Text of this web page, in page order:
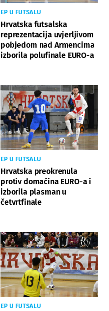
EP U FUTSALU
Hrvatska futsalska
reprezentacija uvjerljivom
pobjedom nad Armencima
izborila polufinale EURO-a
EP U FUTSALU
Hrvatska preokrenula
protiv domaćina EURO-a i
izborila plasman u
četvrtfinale
EP U FUTSALU